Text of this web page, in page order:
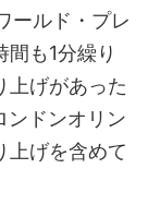
ールド・プレ
も1分繰り
上げがあった
ンドンオリン
上げを含めて